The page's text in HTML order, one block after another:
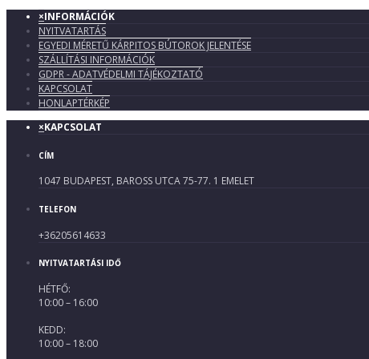
×INFORMÁCIÓK
NYITVATARTÁS
EGYEDI MÉRETŰ KÁRPITOS BÚTOROK JELENTÉSE
SZÁLLÍTÁSI INFORMÁCIÓK
GDPR - ADATVÉDELMI TÁJÉKOZTATÓ
KAPCSOLAT
HONLAPTÉRKÉP
×KAPCSOLAT
CÍM
1047 BUDAPEST, BAROSS UTCA 75-77. 1 EMELET
TELEFON
+36205614633
NYITVATARTÁSI IDŐ
HÉTFŐ:
10:00 – 16:00
KEDD:
10:00 – 18:00